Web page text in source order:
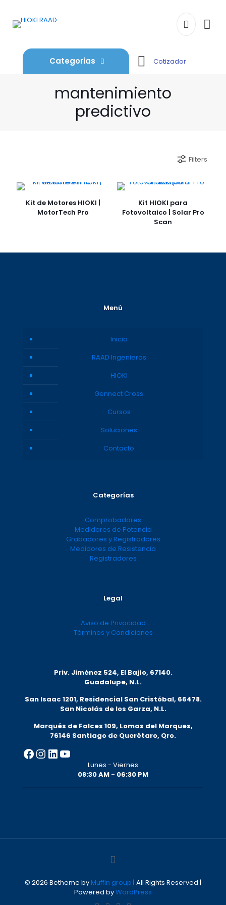
Categorias Cotizador
mantenimiento
predictivo
Filters
Kit de Motores HIOKI |
MotorTech Pro
Kit HIOKI para
Fotovoltaico | Solar Pro
Scan
Menú
Inicio
RAAD Ingenieros
HIOKI
Gennect Cross
Cursos
Soluciones
Contacto
Categorías
Comprobadores
Medidores de Potencia
Grabadores y Registradores
Medidores de Resistencia
Registradores
Legal
Aviso de Privacidad
Términos y Condiciones
Priv. Jiménez 524, El Bajío, 67140.
Guadalupe, N.L.
San Isaac 1201, Residencial San Cristóbal, 66478.
San Nicolás de los Garza, N.L.
Marqués de Falces 109, Lomas del Marques,
76146 Santiago de Querétaro, Qro.
Facebook
Instagram
LinkedIn
YouTube
Lunes - Viernes
08:30 AM - 06:30 PM
© 2026 Betheme by Muffin group | All Rights Reserved |
Powered byWordPress